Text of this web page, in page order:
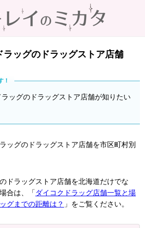
ッグのドラッグストア店舗
ッグのドラッグストア店舗が知りたい
ッグのドラッグストア店舗を市区町村別
ドラッグストア店舗を北海道だけでな
合は、「ダイコクドラッグ店舗一覧と場
グまでの距離は？ 」をご覧ください。